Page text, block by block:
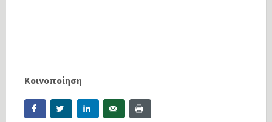
Κοινοποίηση